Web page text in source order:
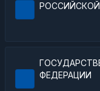
ФЕДЕРАЦИИ